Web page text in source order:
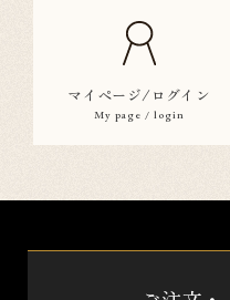
マイページ/ログイン
My page / login